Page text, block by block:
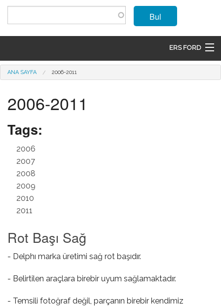
Ana içeriğe atla
Bul
ERS FORD
ANASAYFA
MODELLER
ÜRÜNLER
ÜYE OL
GIRIŞ
Buradasınız
ANA SAYFA 2006-2011
2006-2011
Tags:
2006
2007
2008
2009
2010
2011
Rot Başı Sağ
- Delphı marka üretimi sağ rot başıdır.
- Belirtilen araçlara birebir uyum sağlamaktadır.
- Temsili fotoğraf değil, parçanın birebir kendimiz